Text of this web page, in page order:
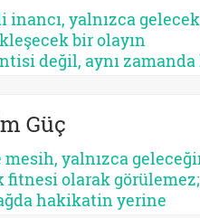
istikbali ile ilgili iken,
Mesih’in misyonu
insanlığa yöneliktir.
inancı, yalnızca
bir olayın
değil, aynı zamanda
bir düşünsel
olarak Şiî geleneğin en
unsurlarından biri
sürdürmektedir.
Güç
mesih, yalnızca
fitnesi olarak görülemez;
hakikatin yerine